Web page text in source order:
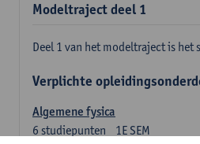
Modeltraject deel 1
Deel 1 van het modeltraject is het
Verplichte
Algemene fysica
1E SEM
6 studiepunten